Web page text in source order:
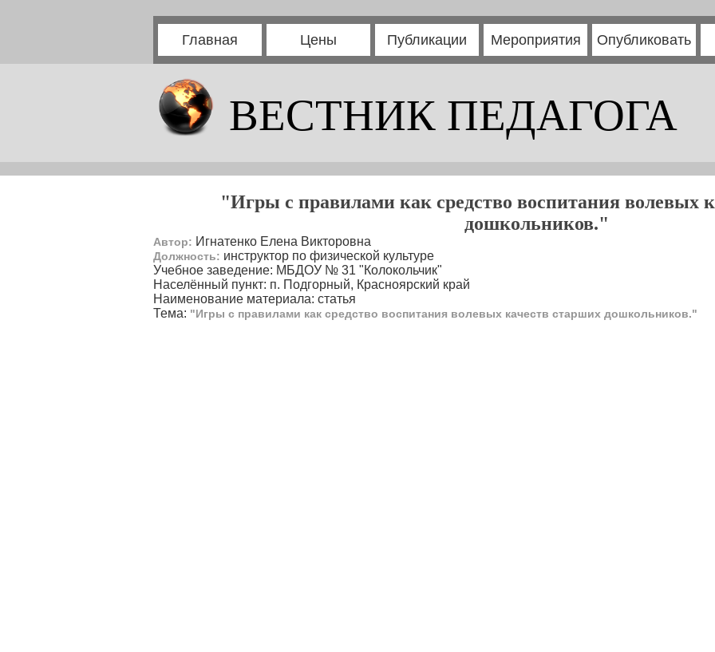
Главная Цены Публикации Мероприятия Опубликовать
ВЕСТНИК ПЕДАГОГА
"Игры с правилами как средство воспитания волевых
дошкольников."
Автор: Игнатенко Елена Викторовна
Должность: инструктор по физической культуре
Учебное заведение: МБДОУ № 31 "Колокольчик"
Населённый пункт: п. Подгорный, Красноярский край
Наименование материала: статья
Тема: "Игры с правилами как средство воспитания волевых качеств старших дошкольников."